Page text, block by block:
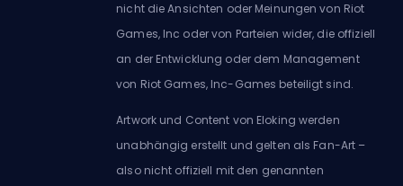
nicht die Ansichten oder Meinungen von Riot
Games, Inc oder von Parteien wider, die offiziell
an der Entwicklung oder dem Management
von Riot Games, Inc-Games beteiligt sind.
Artwork und Content von Eloking werden
unabhängig erstellt und gelten als Fan-Art –
also nicht offiziell mit den genannten